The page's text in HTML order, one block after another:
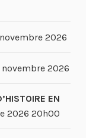
2026
novembre 2026
EN
2026 20h00